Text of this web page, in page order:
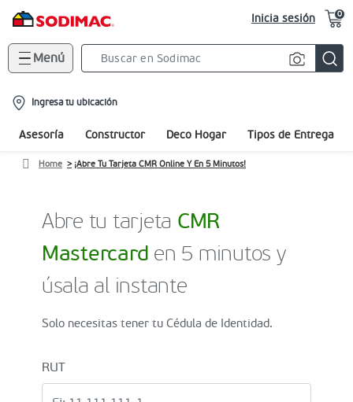
Inicia sesión 0
Menú
location-
icon
Ingresa tu ubicación
Asesoría Constructor Deco Hogar Tipos de Entrega
Home ¡Abre Tu Tarjeta CMR Online Y En 5 Minutos!
Abre tu tarjeta CMR
Mastercard en 5 minutos y
úsala al instante
Solo necesitas tener tu Cédula de Identidad.
RUT